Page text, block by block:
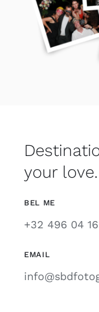
your love.
BEL ME
+32 496 04
EMAIL